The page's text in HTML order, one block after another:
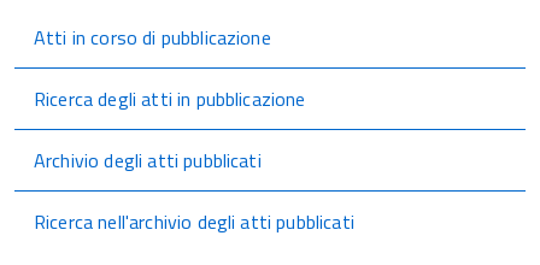
Atti in corso di pubblicazione
Ricerca degli atti in pubblicazione
Archivio degli atti pubblicati
Ricerca nell'archivio degli atti pubblicati